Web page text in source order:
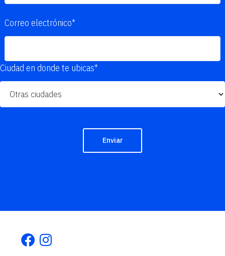
Correo electrónico*
Ciudad en donde te ubicas*
Enviar
Facebook
Instagram